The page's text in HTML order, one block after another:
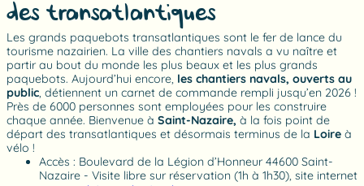
des transatlantiques
Les grands paquebots transatlantiques sont le fer de lance du
tourisme nazairien. La ville des chantiers navals a vu naître et
partir au bout du monde les plus beaux et les plus grands
paquebots. Aujourd’hui encore, les chantiers navals, ouverts au
public, détiennent un carnet de commande rempli jusqu’en 2026 !
Près de 6000 personnes sont employées pour les construire
chaque année. Bienvenue à Saint-Nazaire, à la fois point de
départ des transatlantiques et désormais terminus de la Loire à
vélo !
Accès : Boulevard de la Légion d’Honneur 44600 Saint-
Nazaire - Visite libre sur réservation (1h à 1h30), site internet